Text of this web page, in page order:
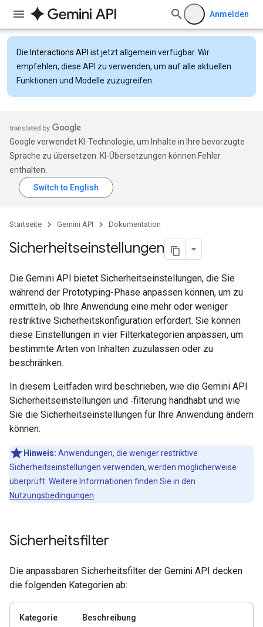
Anmelden
Die Interactions API ist jetzt allgemein verfügbar. Wir
empfehlen, diese API zu verwenden, um auf alle aktuellen
Funktionen und Modelle zuzugreifen.
Google verwendet KI-Technologie, um Inhalte in Ihre bevorzugte
Sprache zu übersetzen. KI-Übersetzungen können Fehler
enthalten.
Startseite Gemini API Dokumentation
Sicherheits­einstellungen
Die Gemini API bietet Sicherheitseinstellungen, die Sie
während der Prototyping-Phase anpassen können, um zu
ermitteln, ob Ihre Anwendung eine mehr oder weniger
restriktive Sicherheitskonfiguration erfordert. Sie können
diese Einstellungen in vier Filterkategorien anpassen, um
bestimmte Arten von Inhalten zuzulassen oder zu
beschränken.
In diesem Leitfaden wird beschrieben, wie die Gemini API
Sicherheitseinstellungen und ‑filterung handhabt und wie
Sie die Sicherheitseinstellungen für Ihre Anwendung ändern
können.
Hinweis: Anwendungen, die weniger restriktive
Sicherheitseinstellungen verwenden, werden möglicherweise
überprüft. Weitere Informationen finden Sie in den
Nutzungsbedingungen
Sicherheitsfilter
Die anpassbaren Sicherheitsfilter der Gemini API decken
die folgenden Kategorien ab:
Kategorie Beschreibung